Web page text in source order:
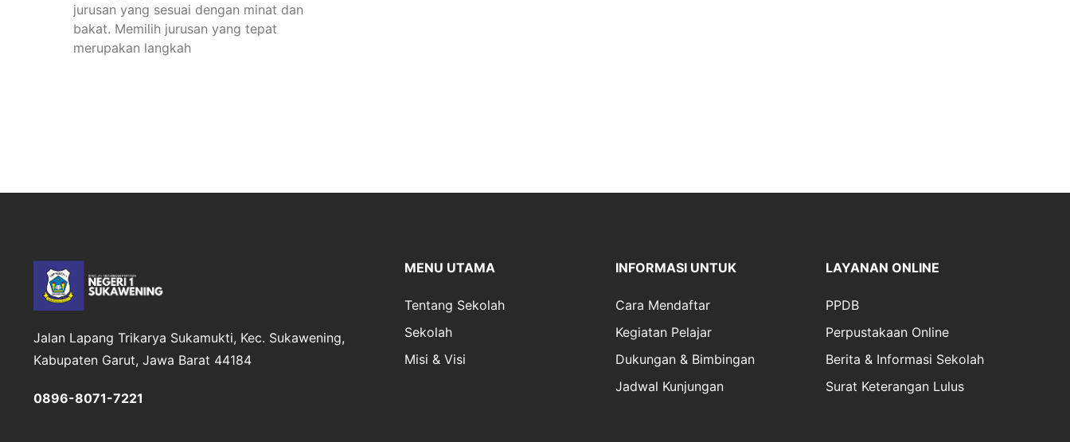
jurusan yang sesuai dengan minat dan
bakat. Memilih jurusan yang tepat
merupakan langkah
Jalan Lapang Trikarya Sukamukti, Kec. Sukawening,
Kabupaten Garut, Jawa Barat 44184
0896-8071-7221
MENU UTAMA
Tentang Sekolah
Sekolah
Misi & Visi
INFORMASI UNTUK
Cara Mendaftar
Kegiatan Pelajar
Dukungan & Bimbingan
Jadwal Kunjungan
LAYANAN ONLINE
PPDB
Perpustakaan Online
Berita & Informasi Sekolah
Surat Keterangan Lulus